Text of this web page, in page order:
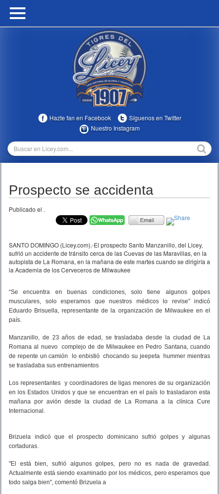
HOME
MULTIMEDIA
TEMPORADAS
Hazte fan en Facebook
Síguenos en Twitter
Nuestro Instagram
Prospecto se accidenta
Publicado el .
SANTO DOMINGO (Licey.com).-El prospecto Santo Manzanillo, del Licey,
sufrió un accidente de tránsito cerca de las Cuevas de las Maravillas, en la
autopista de La Romana, en la mañana de este martes cuando se dirigiría a
la Academia de los Cerveceros de Milwaukee
“Se encuentra en buenas condiciones, solo tiene algunos golpes
musculares, solo esperamos que nuestros médicos lo revise” indicó
Eduardo Brisuella, representante de la organización de Milwaukee en el
país.
Manzanillo, de 23 años de edad, se trasladaba desde la ciudad de La
Romana al nuevo complejo de de Milwaukee en Pedro Santana, cuando
de repente un camión lo enbistió chocando su jeepeta hummer mientras
se trasladaba sus entrenamientos
Los representantes y coordinadores de ligas menores de su organización
en los Estados Unidos y que se encuentran en el país lo trasladaron esta
mañana por avión desde la ciudad de La Romana a la clínica Cure
Internacional.
Brizuela indicó que el prospecto dominicano sufrió golpes y algunas
cortaduras.
"El está bien, sufrió algunos golpes, pero no es nada de gravedad.
Actualmente está siendo examinado por los médicos, pero esperamos que
todo salga bien", comentó Brizuela a